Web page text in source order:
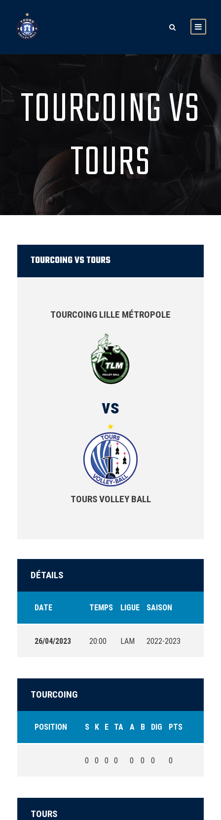
TOURCOING VS
TOURS
TOURCOING VS TOURS
TOURCOING LILLE MÉTROPOLE
vs
TOURS VOLLEY BALL
DÉTAILS
DATE TEMPS LIGUE SAISON
26/04/2023 20:00 LAM 2022-2023
TOURCOING
POSITION S K E TA A B DIG PTS
0 0 0 0 0 0 0 0
TOURS